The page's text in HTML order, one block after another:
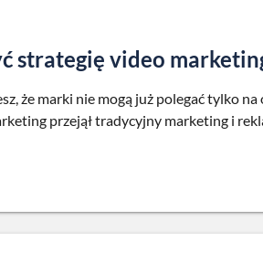
strategię video
że marki nie mogą już polegać tylko na
przejął tradycyjny marketing i